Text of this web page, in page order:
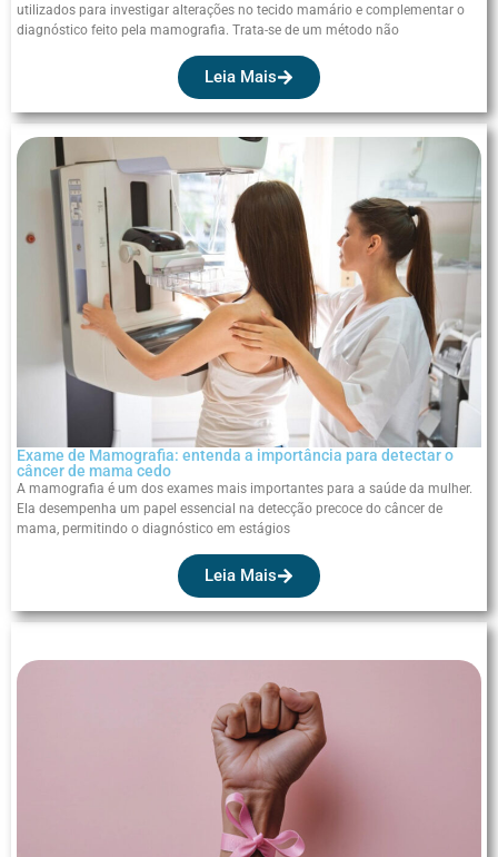
utilizados para investigar alterações no tecido mamário e complementar o
diagnóstico feito pela mamografia. Trata-se de um método não
Leia Mais
Exame de Mamografia: entenda a importância para detectar o
câncer de mama cedo
A mamografia é um dos exames mais importantes para a saúde da mulher.
Ela desempenha um papel essencial na detecção precoce do câncer de
mama, permitindo o diagnóstico em estágios
Leia Mais